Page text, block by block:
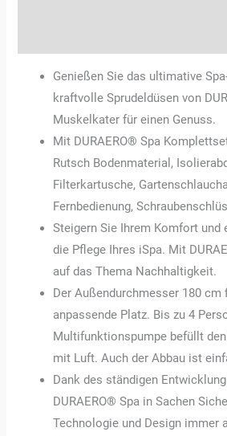
Genießen Sie das ultimative
kraftvolle Sprudeldüsen von
Muskelkater für einen Genuss.
Mit DURAERO® Spa
Rutsch Bodenmaterial,
Filterkartusche,
Fernbedienung,
Steigern Sie Ihrem Komfort und
die Pflege Ihres iSpa. Mit
auf das Thema Nachhaltigkeit.
Der Außendurchmesser 180
anpassende Platz. Bis zu 4
Multifunktionspumpe befüllt
mit Luft. Auch der Abbau ist
Dank des ständigen
DURAERO® Spa in Sachen
Technologie und Design immer